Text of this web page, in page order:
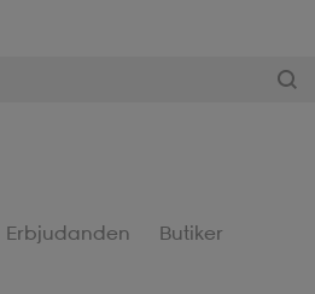
Erbjudanden Butiker